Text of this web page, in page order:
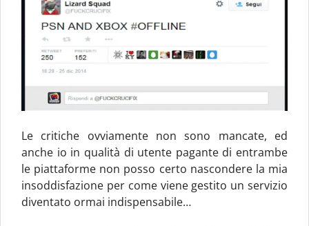
Le critiche ovviamente non sono mancate, ed
anche io in qualità di utente pagante di entrambe
le piattaforme non posso certo nascondere la mia
insoddisfazione per come viene gestito un servizio
diventato ormai indispensabile…